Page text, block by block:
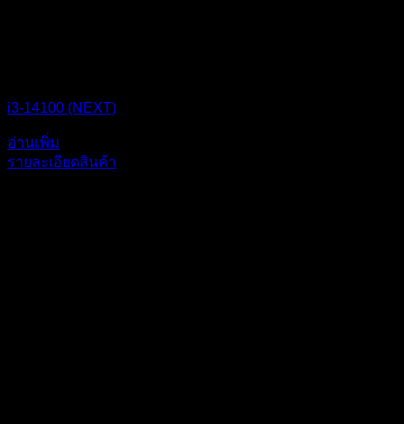
i3-14100 (NEXT)
อ่านเพิ่ม
รายละเอียดสินค้า